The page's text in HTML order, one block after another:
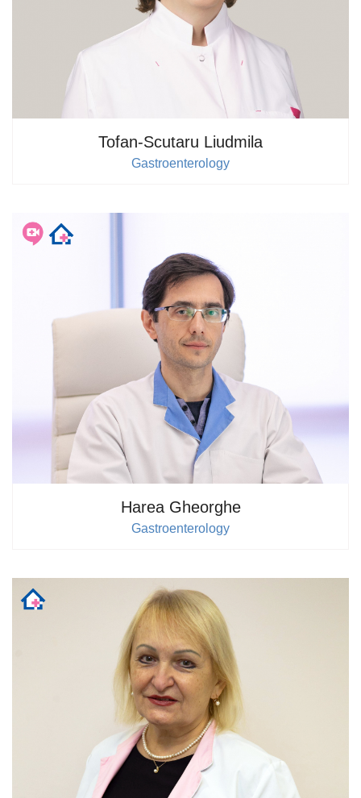
Tofan-Scutaru Liudmila
Gastroenterology
Harea Gheorghe
Gastroenterology